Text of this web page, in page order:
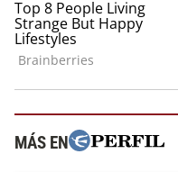
MÁS EN